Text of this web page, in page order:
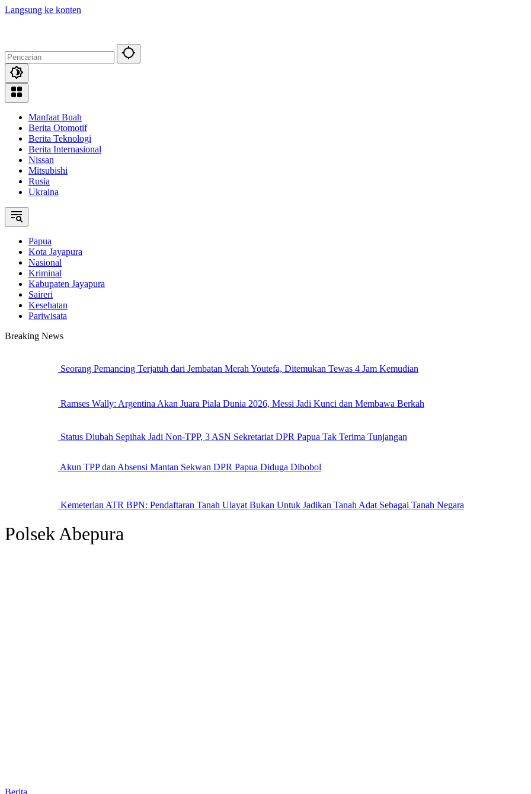
Langsung ke konten
Manfaat Buah
Berita Otomotif
Berita Teknologi
Berita Internasional
Nissan
Mitsubishi
Rusia
Ukraina
Papua
Kota Jayapura
Nasional
Kriminal
Kabupaten Jayapura
Saireri
Kesehatan
Pariwisata
Breaking News
Seorang Pemancing Terjatuh dari Jembatan Merah Youtefa, Ditemukan Tewas 4 Jam Kemudian
Ramses Wally: Argentina Akan Juara Piala Dunia 2026, Messi Jadi Kunci dan Membawa Berkah
Status Diubah Sepihak Jadi Non-TPP, 3 ASN Sekretariat DPR Papua Tak Terima Tunjangan
Akun TPP dan Absensi Mantan Sekwan DPR Papua Diduga Dibobol
Kemeterian ATR BPN: Pendaftaran Tanah Ulayat Bukan Untuk Jadikan Tanah Adat Sebagai Tanah Negara
Polsek Abepura
Berita